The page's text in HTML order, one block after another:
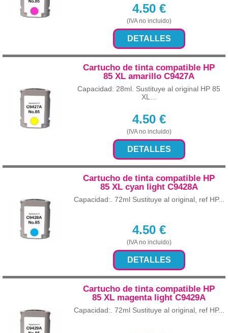
4.50€
(IVA no incluido)
DETALLES
Cartucho de tinta compatible HP
85 XL amarillo C9427A
Capacidad: 28ml. Sustituye al original HP 85
XL...
4.50€
(IVA no incluido)
DETALLES
Cartucho de tinta compatible HP
85 XL cyan light C9428A
Capacidad:. 72ml Sustituye al original, ref HP...
4.50€
(IVA no incluido)
DETALLES
Cartucho de tinta compatible HP
85 XL magenta light C9429A
Capacidad:. 72ml Sustituye al original, ref HP...